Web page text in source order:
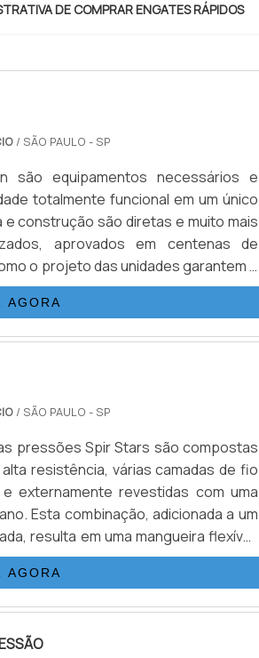
DE COMPRAR ENGATES RÁPIDOS
/ SÃO PAULO - SP
são equipamentos necessários e
totalmente funcional em um único
construção são diretas e muito mais
aprovados em centenas de
o projeto das unidades garantem o
O desenho compacto das
espaço requerido para instalação,
AGORA
/ SÃO PAULO - SP
pressões Spir Stars são compostas
resistência, várias camadas de fio
externamente revestidas com uma
Esta combinação, adicionada a um
resulta em uma mangueira flexível,
Desenvolvida para alta e altíssimas
de vazão. .
AGORA